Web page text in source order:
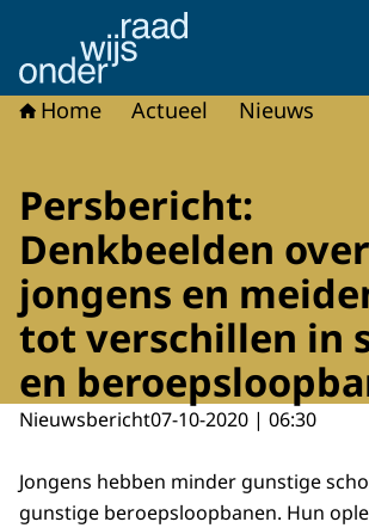
Naar de homepage van Onderwijsraad
Home Actueel Nieuws
Persbericht:
Denkbeelden over
jongens en
tot verschillen in
en
Nieuwsbericht07-10-2020 | 06:30
Jongens hebben minder gunstige
gunstige beroepsloopbanen. Hun